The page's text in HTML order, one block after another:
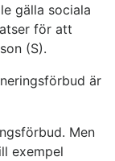
gälla sociala
för att
(S).
är
Men
exempel